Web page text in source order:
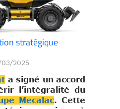
stratégique
2025
a signé un accord
l’intégralité du
Mecalac. Cette